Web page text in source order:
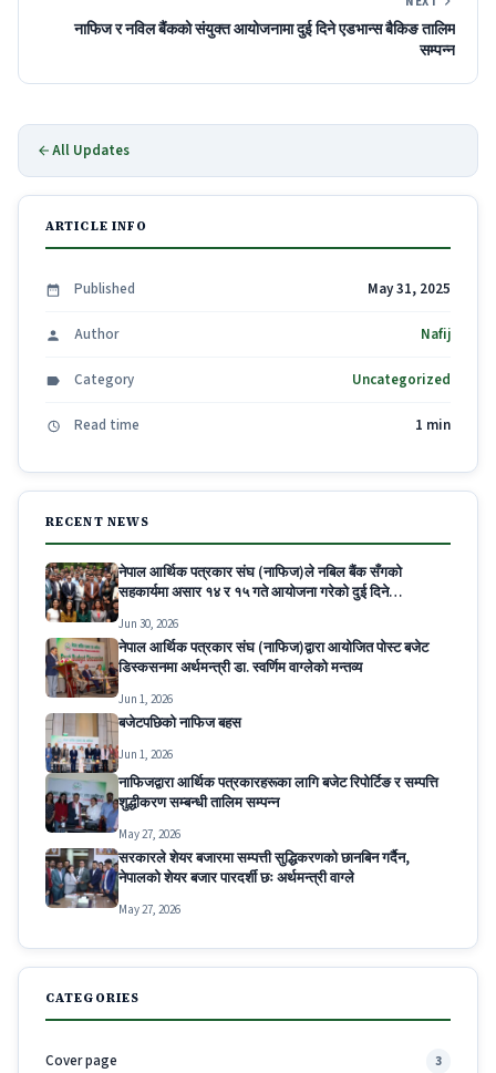
नाफिज र नविल बैंकको संयुक्त आयोजनामा दुई दिने एडभान्स बैकिङ तालिम
सम्पन्न
ARTICLE INFO
Published May 31, 2025
Author Nafij
Category Uncategorized
Read time 1 min
All Updates
RECENT NEWS
नेपाल आर्थिक पत्रकार संघ (नाफिज)ले नबिल बैंक सँगको
सहकार्यमा असार १४ र १५ गते आयोजना गरेको दुई दिने
Journalists कार्यक्रम सम्पन्न
Jun 30, 2026
नेपाल आर्थिक पत्रकार संघ (नाफिज)द्वारा आयोजित पोस्ट बजेट
डिस्कसनमा अर्थमन्त्री डा. स्वर्णिम वाग्लेको मन्तव्य
Jun 1, 2026
बजेटपछिको नाफिज बहस
Jun 1, 2026
नाफिजद्वारा आर्थिक पत्रकारहरूका लागि बजेट रिपोर्टिङ र सम्पत्ति
शुद्धीकरण सम्बन्धी तालिम सम्पन्न
May 27, 2026
सरकारले शेयर बजारमा सम्पत्ती सुद्धिकरणको छानबिन गर्दैन,
नेपालको शेयर बजार पारदर्शी छः अर्थमन्त्री वाग्ले
May 27, 2026
CATEGORIES
Cover page 3